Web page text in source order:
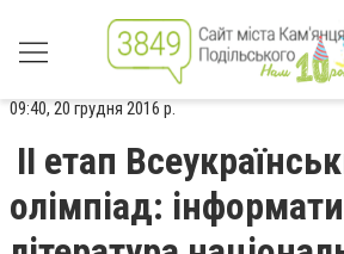
09:40, 20 грудня 2016 р.
II етап
олімпіад: